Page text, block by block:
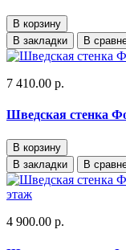
В корзину
В закладки
В
7 410.00 р.
Шведская стенка
В корзину
В закладки
В
4 900.00 р.